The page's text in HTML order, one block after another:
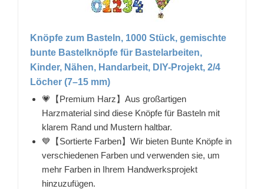
Knöpfe zum Basteln, 1000 Stück, gemischte
bunte Bastelknöpfe für Bastelarbeiten,
Kinder, Nähen, Handarbeit, DIY-Projekt, 2/4
Löcher (7–15 mm)
💗【Premium Harz】Aus großartigen
Harzmaterial sind diese Knöpfe für Basteln mit
klarem Rand und Mustern haltbar.
💙【Sortierte Farben】Wir bieten Bunte Knöpfe in
verschiedenen Farben und verwenden sie, um
mehr Farben in Ihrem Handwerksprojekt
hinzuzufügen.